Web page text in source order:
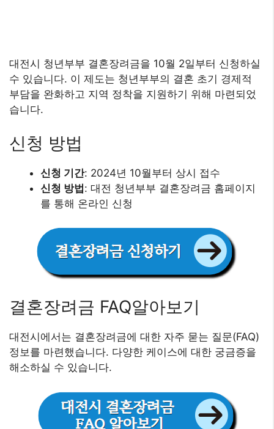
대전시 청년부부 결혼장려금을 10월 2일부터 신청하실
수 있습니다. 이 제도는 청년부부의 결혼 초기 경제적
부담을 완화하고 지역 정착을 지원하기 위해 마련되었
습니다.
신청 방법
신청 기간: 2024년 10월부터 상시 접수
신청 방법: 대전 청년부부 결혼장려금 홈페이지
를 통해 온라인 신청
결혼장려금 FAQ알아보기
대전시에서는 결혼장려금에 대한 자주 묻는 질문(FAQ)
정보를 마련했습니다. 다양한 케이스에 대한 궁금증을
해소하실 수 있습니다.